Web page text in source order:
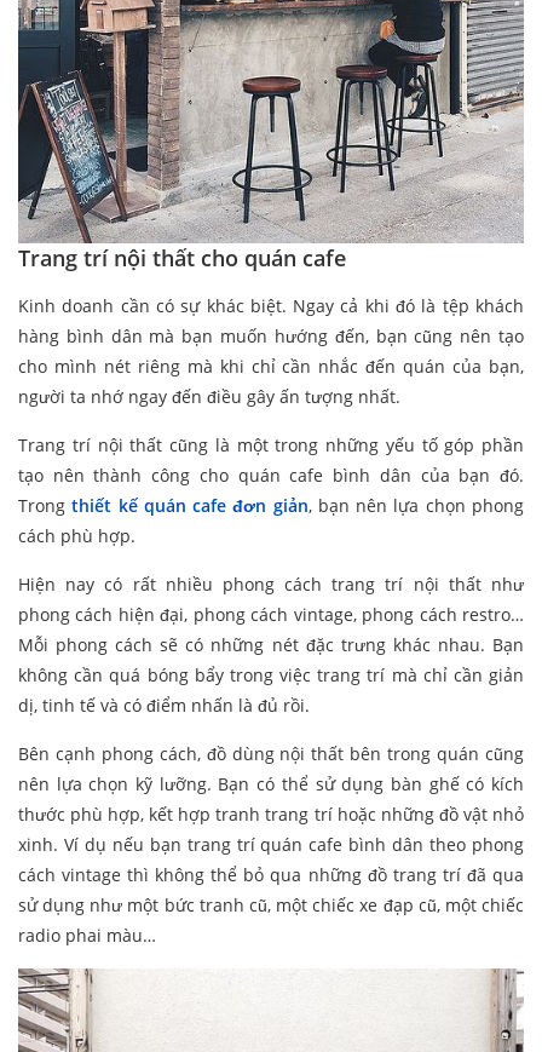
Trang trí nội thất cho quán cafe
Kinh doanh cần có sự khác biệt. Ngay cả khi đó là tệp khách
hàng bình dân mà bạn muốn hướng đến, bạn cũng nên tạo
cho mình nét riêng mà khi chỉ cần nhắc đến quán của bạn,
người ta nhớ ngay đến điều gây ấn tượng nhất.
Trang trí nội thất cũng là một trong những yếu tố góp phần
tạo nên thành công cho quán cafe bình dân của bạn đó.
Trongthiết kế quán cafe đơn giản, bạn nên lựa chọn phong
cách phù hợp.
Hiện nay có rất nhiều phong cách trang trí nội thất như
phong cách hiện đại, phong cách vintage, phong cách restro…
Mỗi phong cách sẽ có những nét đặc trưng khác nhau. Bạn
không cần quá bóng bẩy trong việc trang trí mà chỉ cần giản
dị, tinh tế và có điểm nhấn là đủ rồi.
Bên cạnh phong cách, đồ dùng nội thất bên trong quán cũng
nên lựa chọn kỹ lưỡng. Bạn có thể sử dụng bàn ghế có kích
thước phù hợp, kết hợp tranh trang trí hoặc những đồ vật nhỏ
xinh. Ví dụ nếu bạn trang trí quán cafe bình dân theo phong
cách vintage thì không thể bỏ qua những đồ trang trí đã qua
sử dụng như một bức tranh cũ, một chiếc xe đạp cũ, một chiếc
radio phai màu…